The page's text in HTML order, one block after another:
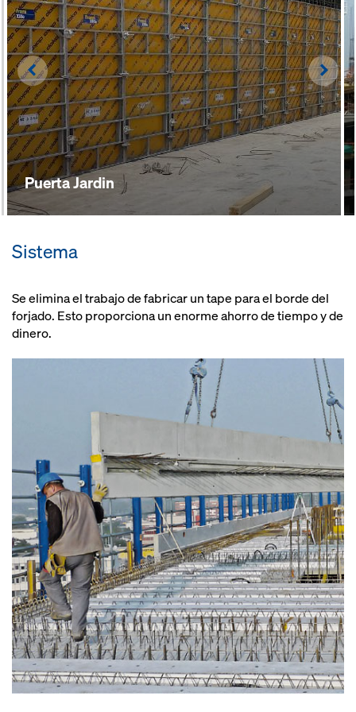
se puede utilizar rápidamente en la
obra gracias a un premontaje
profesional en el servicio de
premontaje de Doka
Puerta Jardin
Left
Sistema
Se elimina el trabajo de fabricar un tape para el borde del
forjado. Esto proporciona un enorme ahorro de tiempo y de
dinero.